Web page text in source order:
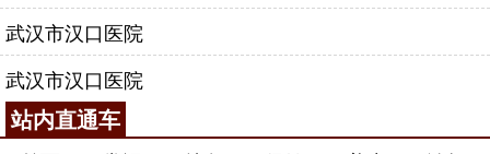
武汉市汉口医院
武汉市汉口医院
站内直通车